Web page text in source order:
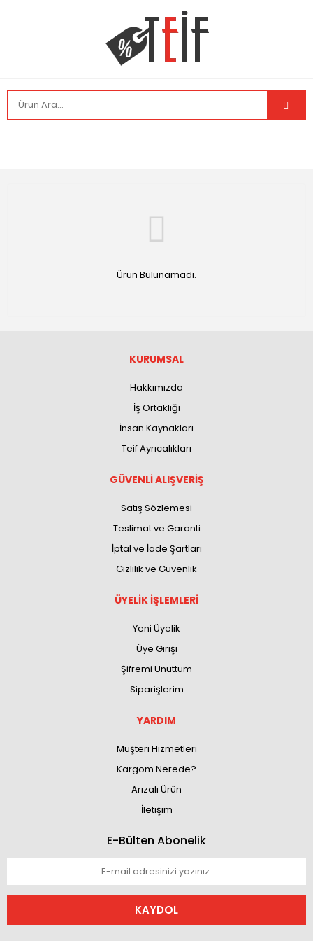
Ürün Bulunamadı.
KURUMSAL
Hakkımızda
İş Ortaklığı
İnsan Kaynakları
Teif Ayrıcalıkları
GÜVENLİ ALIŞVERİŞ
Satış Sözlemesi
Teslimat ve Garanti
İptal ve İade Şartları
Gizlilik ve Güvenlik
ÜYELİK İŞLEMLERİ
Yeni Üyelik
Üye Girişi
Şifremi Unuttum
Siparişlerim
YARDIM
Müşteri Hizmetleri
Kargom Nerede?
Arızalı Ürün
İletişim
E-Bülten Abonelik
KAYDOL